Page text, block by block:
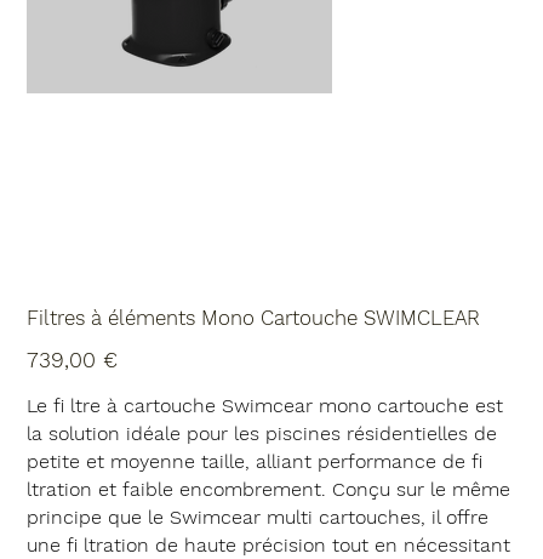
Filtres à éléments Mono Cartouche SWIMCLEAR
739,00 €
Le fi ltre à cartouche Swimcear mono cartouche est
la solution idéale pour les piscines résidentielles de
petite et moyenne taille, alliant performance de fi
ltration et faible encombrement. Conçu sur le même
principe que le Swimcear multi cartouches, il offre
une fi ltration de haute précision tout en nécessitant